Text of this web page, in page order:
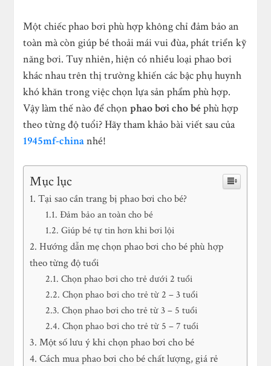
Một chiếc phao bơi phù hợp không chỉ đảm bảo an
toàn mà còn giúp bé thoải mái vui đùa, phát triển kỹ
năng bơi. Tuy nhiên, hiện có nhiều loại phao bơi
khác nhau trên thị trường khiến các bậc phụ huynh
khó khăn trong việc chọn lựa sản phẩm phù hợp.
Vậy làm thế nào để chọnphao bơi cho béphù hợp
theo từng độ tuổi? Hãy tham khảo bài viết sau của
1945mf-chinanhé!
Mục lục
Tại sao cần trang bị phao bơi cho bé?
Đảm bảo an toàn cho bé
Giúp bé tự tin hơn khi bơi lội
Hướng dẫn mẹ chọn phao bơi cho bé phù hợp
theo từng độ tuổi
Chọn phao bơi cho trẻ dưới 2 tuổi
Chọn phao bơi cho trẻ từ 2 – 3 tuổi
Chọn phao bơi cho trẻ từ 3 – 5 tuổi
Chọn phao bơi cho trẻ từ 5 – 7 tuổi
Một số lưu ý khi chọn phao bơi cho bé
Cách mua phao bơi cho bé chất lượng, giá rẻ